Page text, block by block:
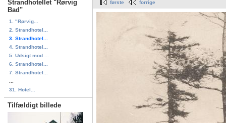
Strandhotellet "Rørvig
Bad"
1. "Rørvig...
2. Strandhotel...
3. Strandhotel...
4. Strandhotel...
5. Udsigt mod ...
6. Strandhotel...
7. Strandhotel...
31. Hotel...
Tilfældigt billede
første forrige